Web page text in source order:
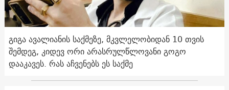
გიგა ავალიანის საქმეზე, მკვლელობიდან 10 თვის
შემდეგ, კიდევ ორი არასრულწლოვანი გოგო
დააკავეს. რას აჩვენებს ეს საქმე